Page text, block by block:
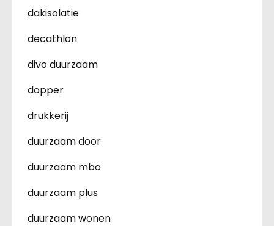
dakisolatie
decathlon
divo duurzaam
dopper
drukkerij
duurzaam door
duurzaam mbo
duurzaam plus
duurzaam wonen